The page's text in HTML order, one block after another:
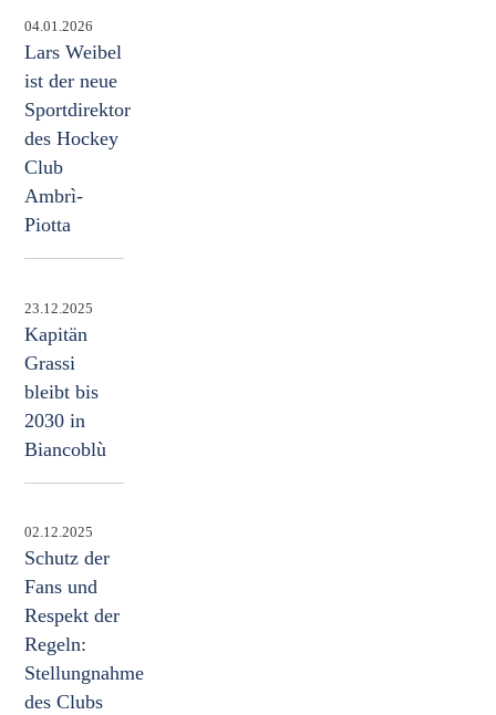
04.01.2026
Lars Weibel
ist der neue
Sportdirektor
des Hockey
Club
Ambrì-
Piotta
23.12.2025
Kapitän
Grassi
bleibt bis
2030 in
Biancoblù
02.12.2025
Schutz der
Fans und
Respekt der
Regeln:
Stellungnahme
des Clubs